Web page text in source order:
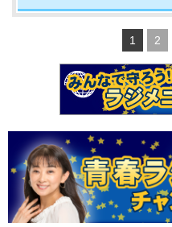
1 2